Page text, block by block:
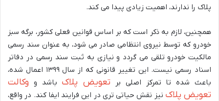
پلاک را ندارند، اهمیت زیادی پیدا می کند.
همچنین، لازم به ذکر است که بر اساس قوانین فعلی کشور، برگه سبز
خودرو که توسط نیروی انتظامی صادر می شود، به عنوان سند رسمی
مالکیت خودرو تلقی می گردد و نیازی به ثبت سند رسمی در دفاتر
اسناد رسمی نیست. این تغییر قانونی که از سال ۱۳۹۹ اعمال شده،
باعث شده تا تمرکز اصلی بر تعویض پلاک باشد و وکالت
تعویض پلاک نیز نقش حیاتی تری در این فرایند ایفا کند. در واقع،